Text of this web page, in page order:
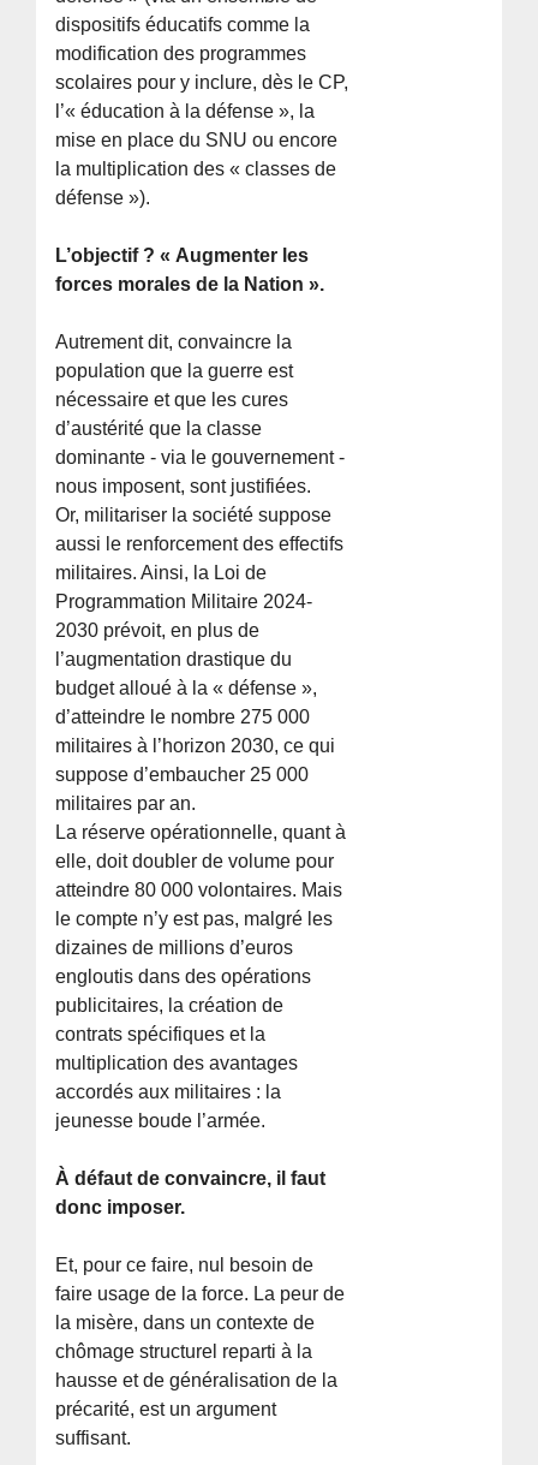
dispositifs éducatifs comme la
modification des programmes
scolaires pour y inclure, dès le CP,
l’« éducation à la défense », la
mise en place du SNU ou encore
la multiplication des « classes de
défense »).
L’objectif ? « Augmenter les
forces morales de la Nation ».
Autrement dit, convaincre la
population que la guerre est
nécessaire et que les cures
d’austérité que la classe
dominante - via le gouvernement -
nous imposent, sont justifiées.
Or, militariser la société suppose
aussi le renforcement des effectifs
militaires. Ainsi, la Loi de
Programmation Militaire 2024-
2030 prévoit, en plus de
l’augmentation drastique du
budget alloué à la « défense »,
d’atteindre le nombre 275 000
militaires à l’horizon 2030, ce qui
suppose d’embaucher 25 000
militaires par an.
La réserve opérationnelle, quant à
elle, doit doubler de volume pour
atteindre 80 000 volontaires. Mais
le compte n’y est pas, malgré les
dizaines de millions d’euros
engloutis dans des opérations
publicitaires, la création de
contrats spécifiques et la
multiplication des avantages
accordés aux militaires : la
jeunesse boude l’armée.
À défaut de convaincre, il faut
donc imposer.
Et, pour ce faire, nul besoin de
faire usage de la force. La peur de
la misère, dans un contexte de
chômage structurel reparti à la
hausse et de généralisation de la
précarité, est un argument
suffisant.